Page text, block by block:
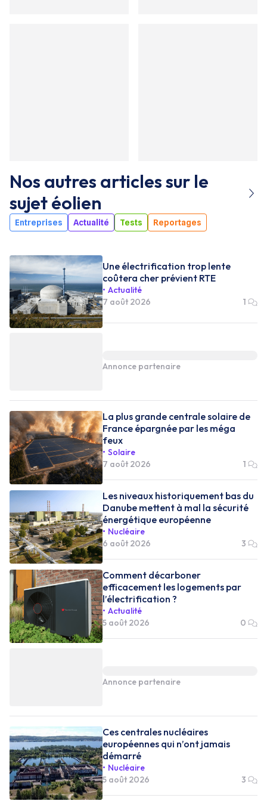
Nos autres articles sur le
sujetéolien
Entreprises Actualité Tests Reportages
Une électrification trop lente
coûtera cher prévient RTE
Actualité
7 août 2026
1
Annonce partenaire
La plus grande centrale solaire de
France épargnée par les méga
feux
Solaire
7 août 2026
1
Les niveaux historiquement bas du
Danube mettent à mal la sécurité
énergétique européenne
Nucléaire
6 août 2026
3
Comment décarboner
efficacement les logements par
l’électrification ?
Actualité
5 août 2026
0
Annonce partenaire
Ces centrales nucléaires
européennes qui n’ont jamais
démarré
Nucléaire
5 août 2026
3